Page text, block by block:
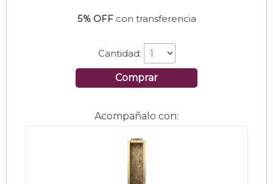
5% OFFcon transferencia
Cantidad:
Comprar
Acompañalo con: